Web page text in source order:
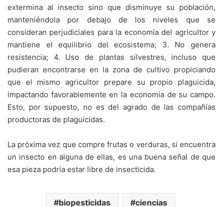
extermina al insecto sino que disminuye su población,
manteniéndola por debajo de los niveles que se
consideran perjudiciales para la economía del agricultor y
mantiene el equilibrio del ecosistema; 3. No genera
resistencia; 4. Uso de plantas silvestres, incluso que
pudieran encontrarse en la zona de cultivo propiciando
que el mismo agricultor prepare su propio plaguicida,
impactando favorablemente en la economía de su campo.
Esto, por supuesto, no es del agrado de las compañías
productoras de plaguicidas.
La próxima vez que compre frutas o verduras, si encuentra
un insecto en alguna de ellas, es una buena señal de que
esa pieza podría estar libre de insecticida.
biopesticidas ciencias